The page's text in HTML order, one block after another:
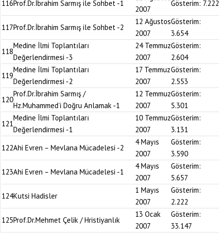
116Prof.Dr.İbrahim Sarmış ile Sohbet -1
2007
Gösterim: 7.222
117Prof.Dr.İbrahim Sarmış ile Sohbet -2
12 Ağustos
2007
Gösterim:
3.654
118
Medine İlmi Toplantıları
Değerlendirmesi -3
24 Temmuz
2007
Gösterim:
2.604
119
Medine İlmi Toplantıları
Değerlendirmesi -2
17 Temmuz
2007
Gösterim:
2.553
120
Prof.Dr.İbrahim Sarmış /
Hz.Muhammed’i Doğru Anlamak -1
12 Temmuz
2007
Gösterim:
5.301
121
Medine İlmi Toplantıları
Değerlendirmesi -1
10 Temmuz
2007
Gösterim:
3.131
122Ahi Evren – Mevlana Mücadelesi -2
4 Mayıs
2007
Gösterim:
3.590
123Ahi Evren – Mevlana Mücadelesi -1
4 Mayıs
2007
Gösterim:
5.657
124Kutsi Hadisler
1 Mayıs
2007
Gösterim:
2.222
125Prof.Dr.Mehmet Çelik / Hristiyanlık
13 Ocak
2007
Gösterim:
33.147